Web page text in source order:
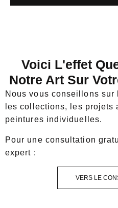
Voici L'effet
Notre Art Sur
Nous vous conseillons sur
les collections, les projets
peintures individuelles.
Pour une consultation
expert :
VERS LE